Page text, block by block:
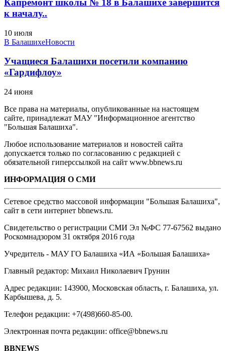
Капремонт школы № 18 в Балашихе завершится
к началу..
10 июля
В БалашихеНовости
Учащиеся Балашихи посетили компанию
«Гардифлоу»
24 июня
Все права на материалы, опубликованные на настоящем
сайте, принадлежат МАУ "Информационное агентство
"Большая Балашиха".
Любое использование материалов и новостей сайта
допускается только по согласованию с редакцией с
обязательной гиперссылкой на сайт www.bbnews.ru
ИНФОРМАЦИЯ О СМИ
Сетевое средство массовой информации "Большая Балашиха",
сайт в сети интернет bbnews.ru.
Свидетельство о регистрации СМИ Эл №ФС ‎77-67562 выдано
Роскомнадзором 31 октября 2016 года
Учредитель - МАУ ГО Балашиха «ИА «Большая Балашиха»
Главный редактор: Михаил Николаевич Грунин
Адрес редакции: 143900, Московская область, г. Балашиха, ул.
Карбышева, д. 5.
Телефон редакции: +7(498)660-85-00.
Электронная почта редакции: office@bbnews.ru
BBNEWS